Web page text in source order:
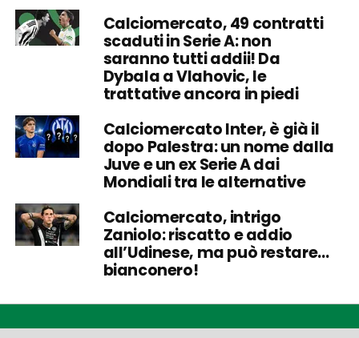
Calciomercato, 49 contratti
scaduti in Serie A: non
saranno tutti addii! Da
Dybala a Vlahovic, le
trattative ancora in piedi
Calciomercato Inter, è già il
dopo Palestra: un nome dalla
Juve e un ex Serie A dai
Mondiali tra le alternative
Calciomercato, intrigo
Zaniolo: riscatto e addio
all’Udinese, ma può restare…
bianconero!